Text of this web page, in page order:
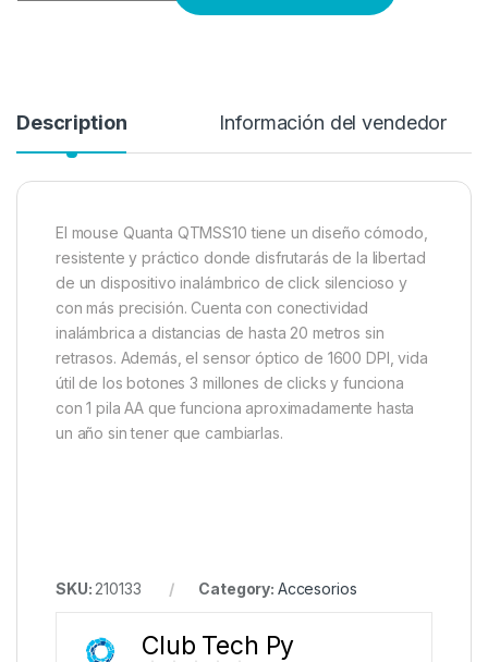
Description Información del vendedor
El mouse Quanta QTMSS10 tiene un diseño cómodo,
resistente y práctico donde disfrutarás de la libertad
de un dispositivo inalámbrico de click silencioso y
con más precisión. Cuenta con conectividad
inalámbrica a distancias de hasta 20 metros sin
retrasos. Además, el sensor óptico de 1600 DPI, vida
útil de los botones 3 millones de clicks y funciona
con 1 pila AA que funciona aproximadamente hasta
un año sin tener que cambiarlas.
SKU: 210133 Category: Accesorios
Club Tech Py